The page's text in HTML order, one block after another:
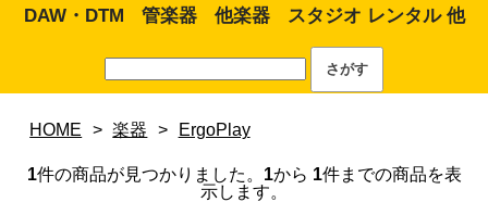
DAW・DTM 管楽器 他楽器 スタジオ レンタル 他
HOME > 楽器 > ErgoPlay
1件の商品が見つかりました。 1から 1件までの商品を表
示します。